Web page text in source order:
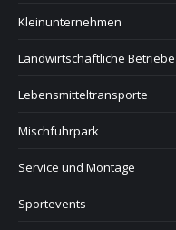
Kleinunternehmen
Landwirtschaftliche Betriebe
Lebensmitteltransporte
Mischfuhrpark
Service und Montage
Sportevents